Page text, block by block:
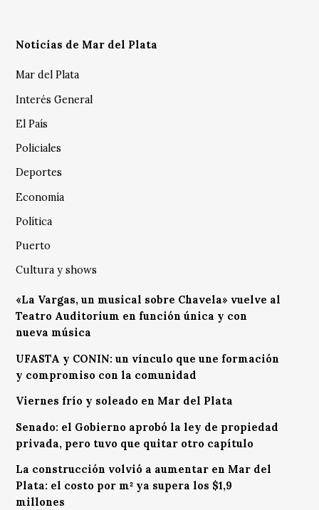
Noticias de Mar del Plata
Mar del Plata
Interés General
El País
Policiales
Deportes
Economía
Política
Puerto
Cultura y shows
«La Vargas, un musical sobre Chavela» vuelve al
Teatro Auditorium en función única y con
nueva música
UFASTA y CONIN: un vínculo que une formación
y compromiso con la comunidad
Viernes frío y soleado en Mar del Plata
Senado: el Gobierno aprobó la ley de propiedad
privada, pero tuvo que quitar otro capítulo
La construcción volvió a aumentar en Mar del
Plata: el costo por m² ya supera los $1,9
millones